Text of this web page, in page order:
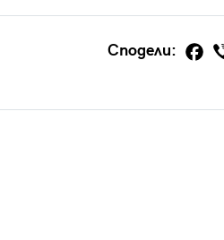
Сподели: